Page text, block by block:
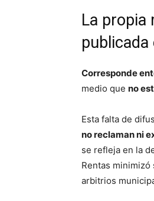
La propia
Corresponde
medio que no
Esta falta de
no reclaman ni
se refleja en la
Rentas
arbitrios